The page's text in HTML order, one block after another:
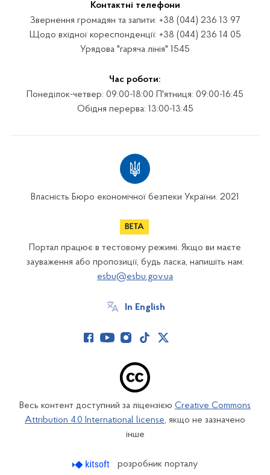
Контактні телефони
Звернення громадян та запити: +38 (044) 236 13 97
Щодо вхідної кореспонденції: +38 (044) 236 14 05
Урядова "гаряча лінія" 1545
Час роботи:
Понеділок-четвер: 09:00-18:00 П'ятниця: 09:00-16:45
Обідня перерва: 13:00-13:45
Власність Бюро економічної безпеки України. 2021
Портал працює в тестовому режимі. Якщо ви маєте
зауваження або пропозиції, будь ласка, напишіть нам:
esbu@esbu.gov.ua
In English
Весь контент доступний за ліцензією Creative Commons
Attribution 4.0 International license, якщо не зазначено
інше
розробник порталу